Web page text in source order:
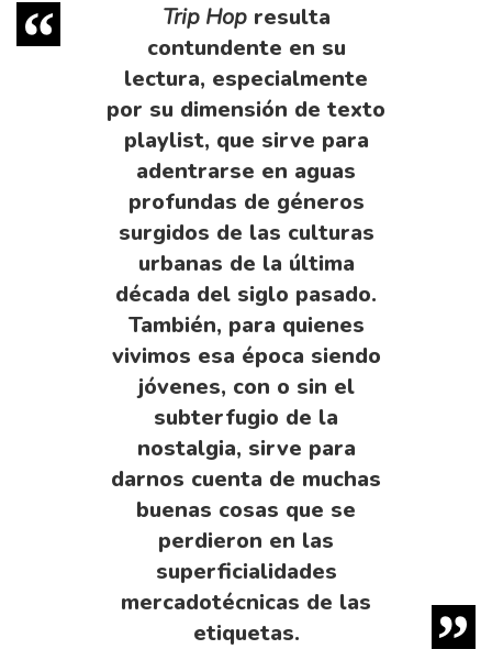
Trip Hopresulta
contundente en su
lectura, especialmente
por su dimensión de texto
playlist, que sirve para
adentrarse en aguas
profundas de géneros
surgidos de las culturas
urbanas de la última
década del siglo pasado.
También, para quienes
vivimos esa época siendo
jóvenes, con o sin el
subterfugio de la
nostalgia, sirve para
darnos cuenta de muchas
buenas cosas que se
perdieron en las
superficialidades
mercadotécnicas de las
etiquetas.